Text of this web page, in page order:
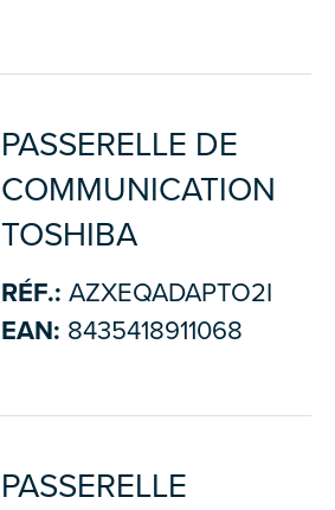
PASSERELLE DE
COMMUNICATION
TOSHIBA
RÉF.: AZXEQADAPTO2I
EAN: 8435418911068
PASSERELLE